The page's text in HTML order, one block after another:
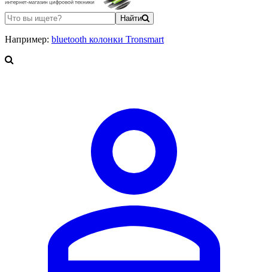
Найти
Например: bluetooth колонки Tronsmart